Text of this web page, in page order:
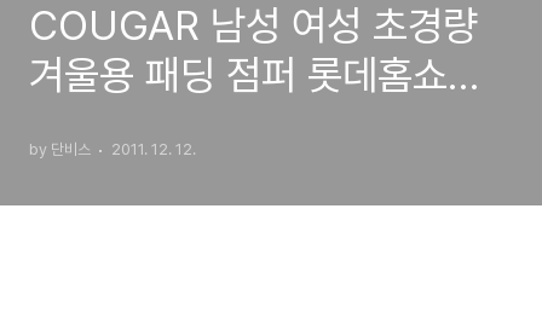
COUGAR 남성 여성 초경량
겨울용 패딩 점퍼 롯데홈쇼핑
입 사용기
by 단비스 2011. 12. 12.